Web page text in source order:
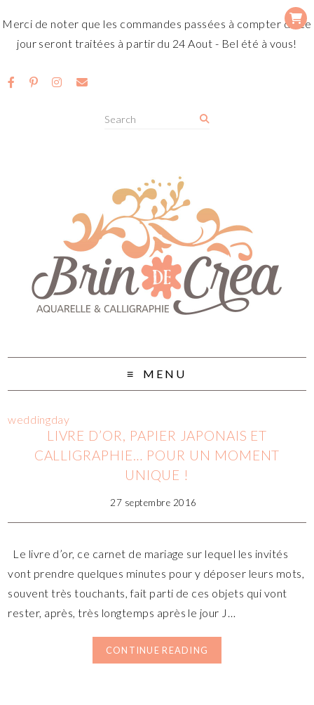
Merci de noter que les commandes passées à compter de ce
jour seront traitées à partir du 24 Aout - Bel été à vous!
MENU
weddingday
LIVRE D’OR, PAPIER JAPONAIS ET
CALLIGRAPHIE… POUR UN MOMENT
UNIQUE !
27 septembre 2016
Le livre d’or, ce carnet de mariage sur lequel les invités
vont prendre quelques minutes pour y déposer leurs mots,
souvent très touchants, fait parti de ces objets qui vont
rester, après, très longtemps après le jour J…
CONTINUE READING